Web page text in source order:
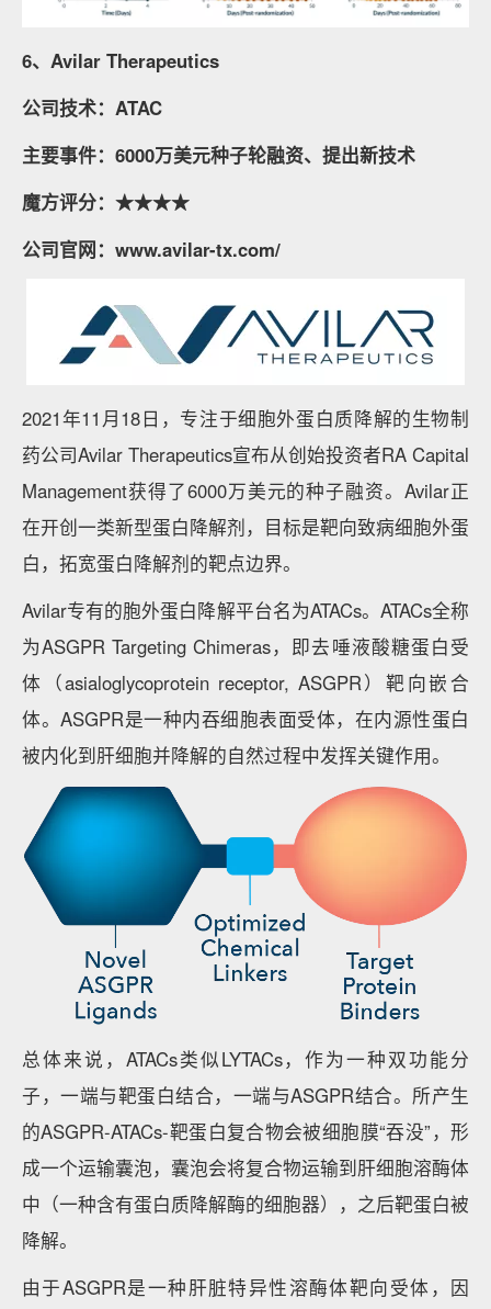
6、Avilar Therapeutics
公司技术：ATAC
主要事件：6000万美元种子轮融资、提出新技术
魔方评分：★★★★
公司官网：www.avilar-tx.com/
2021年11月18日，专注于细胞外蛋白质降解的生物制
药公司Avilar Therapeutics宣布从创始投资者RA Capital
Management获得了6000万美元的种子融资。Avilar正
在开创一类新型蛋白降解剂，目标是靶向致病细胞外蛋
白，拓宽蛋白降解剂的靶点边界。
Avilar专有的胞外蛋白降解平台名为ATACs。ATACs全称
为ASGPR Targeting Chimeras，即去唾液酸糖蛋白受
体（asialoglycoprotein receptor, ASGPR）靶向嵌合
体。ASGPR是一种内吞细胞表面受体，在内源性蛋白
被内化到肝细胞并降解的自然过程中发挥关键作用。
总体来说，ATACs类似LYTACs，作为一种双功能分
子，一端与靶蛋白结合，一端与ASGPR结合。所产生
的ASGPR-ATACs-靶蛋白复合物会被细胞膜“吞没”，形
成一个运输囊泡，囊泡会将复合物运输到肝细胞溶酶体
中（一种含有蛋白质降解酶的细胞器），之后靶蛋白被
降解。
由于ASGPR是一种肝脏特异性溶酶体靶向受体，因